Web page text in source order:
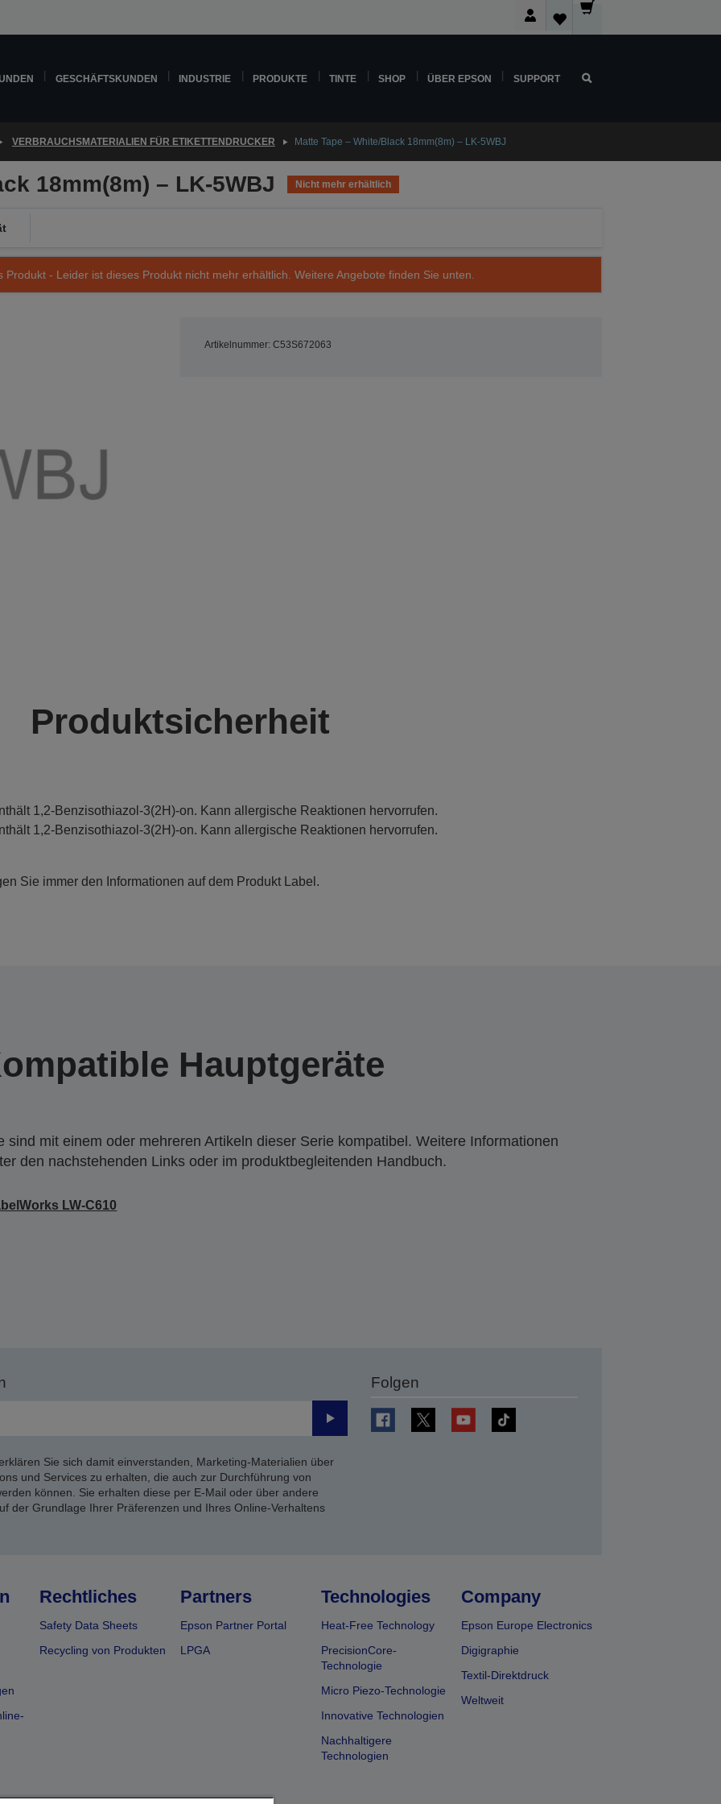
GESCHÄFTSKUNDEN INDUSTRIE PRODUKTE TINTE SHOP ÜBER EPSON SUPPORT
VERBRAUCHSMATERIALIEN FÜR ETIKETTENDRUCKER Matte Tape – White/Black 18mm(8m) – LK-5WBJ
18mm(8m) – LK-5WBJ Nicht mehr erhältlich
Produkt - Leider ist dieses Produkt nicht mehr erhältlich. Weitere Angebote finden Sie unten.
Artikelnummer: C53S672063
Produktsicherheit
1,2-Benzisothiazol-3(2H)-on. Kann allergische Reaktionen hervorrufen.
1,2-Benzisothiazol-3(2H)-on. Kann allergische Reaktionen hervorrufen.
Sie immer den Informationen auf dem Produkt Label.
Hauptgeräte
sind mit einem oder mehreren Artikeln dieser Serie kompatibel. Weitere Informationen
den nachstehenden Links oder im produktbegleitenden Handbuch.
LW-C610
Senden
Sie sich damit einverstanden, Marketing-Materialien über
und Services zu erhalten, die auch zur Durchführung von
können. Sie erhalten diese per E-Mail oder über andere
der Grundlage Ihrer Präferenzen und Ihres Online-Verhaltens
Folgen
Rechtliches
Safety Data Sheets
Recycling von Produkten
Partners
Epson Partner Portal
LPGA
Technologies
Heat-Free Technology
PrecisionCore-
Technologie
Micro Piezo-Technologie
Innovative Technologien
Nachhaltigere
Technologien
Company
Epson Europe Electronics
Digigraphie
Textil-Direktdruck
Weltweit